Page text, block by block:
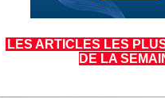
LES ARTICLES LES
DE LA